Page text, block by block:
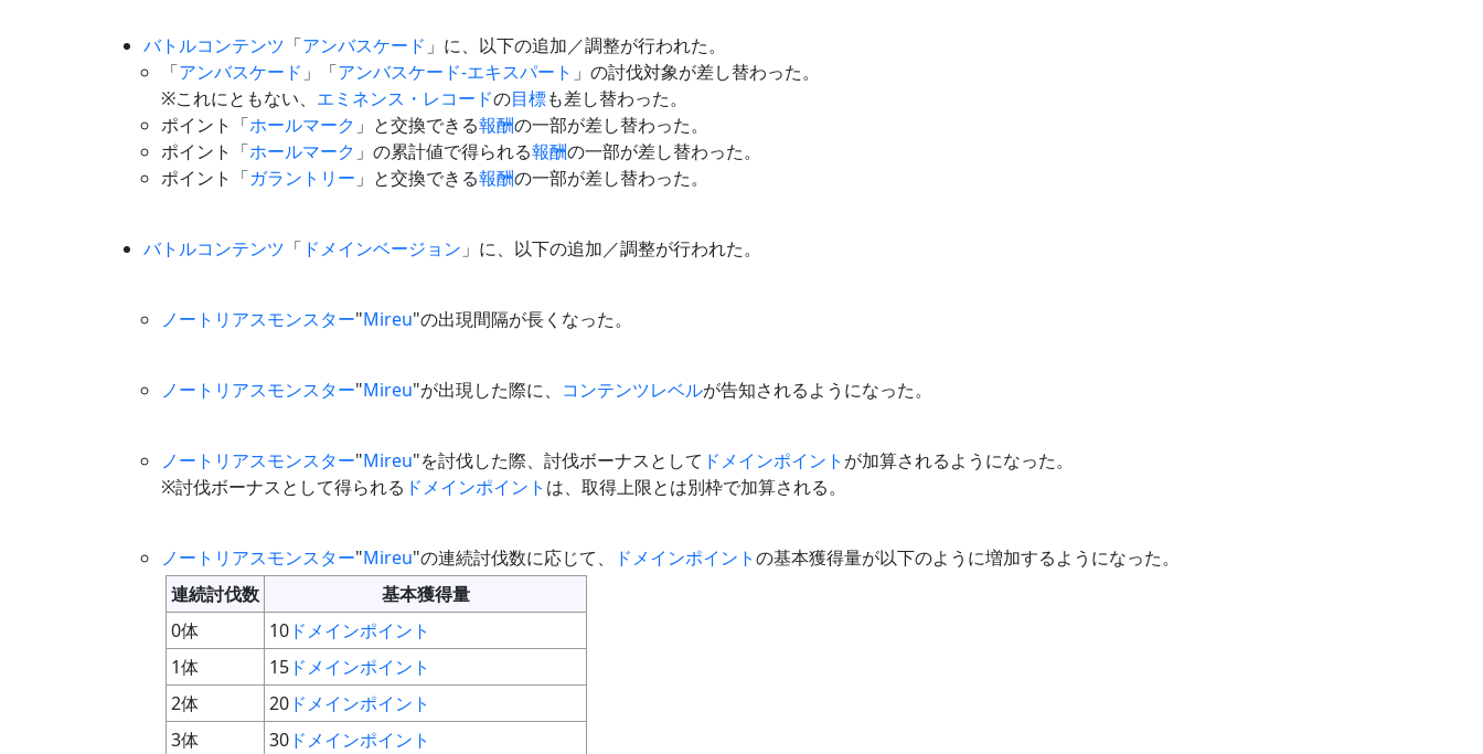
バトルコンテンツ 「アンバスケード 」に、以下の追加／調整が行われた。
「アンバスケード 」「アンバスケード-エキスパート 」の討伐対象が差し替わった。
※これにともない、 エミネンス・レコードの目標も差し替わった。
ポイント「ホールマーク 」と交換できる報酬の一部が差し替わった。
ポイント「ホールマーク 」の累計値で得られる報酬の一部が差し替わった。
ポイント「ガラントリー 」と交換できる報酬の一部が差し替わった。
バトルコンテンツ 「 ドメインベージョン 」に、以下の追加／調整が行われた。
ノートリアスモンスター"Mireu"の出現間隔が長くなった。
ノートリアスモンスター"Mireu"が出現した際に、 コンテンツレベルが告知されるようになった。
ノートリアスモンスター"Mireu"を討伐した際、討伐ボーナスとして ドメインポイント が加算されるようになった。
※討伐ボーナスとして得られる ドメインポイント は、取得上限とは別枠で加算される。
ノートリアスモンスター"Mireu"の連続討伐数に応じて、 ドメインポイントの基本獲得量が以下のように増加するようになった。
連続討伐数
基本獲得量
0体
10 ドメインポイント
1体
15 ドメインポイント
2体
20 ドメインポイント
3体
30 ドメインポイント